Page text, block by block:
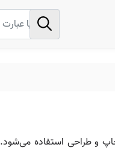
و طراحی استفاده می‌شود.